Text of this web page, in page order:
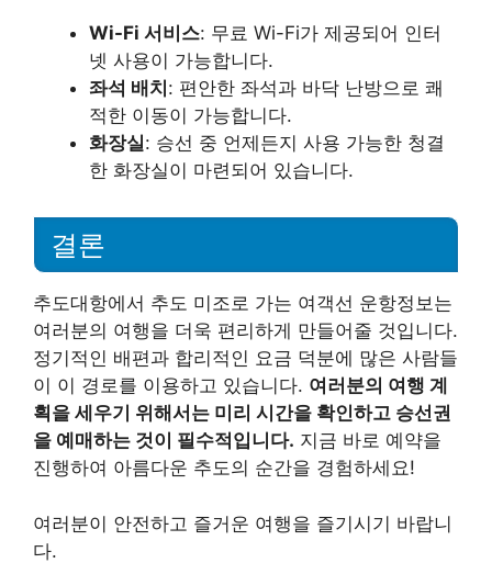
Wi-Fi 서비스: 무료 Wi-Fi가 제공되어 인터
넷 사용이 가능합니다.
좌석 배치 : 편안한 좌석과 바닥 난방으로 쾌
적한 이동이 가능합니다.
화장실: 승선 중 언제든지 사용 가능한 청결
한 화장실이 마련되어 있습니다.
결론
추도대항에서 추도 미조로 가는 여객선 운항정보는
여러분의 여행을 더욱 편리하게 만들어줄 것입니다.
정기적인 배편과 합리적인 요금 덕분에 많은 사람들
이 이 경로를 이용하고 있습니다. 여러분의 여행 계
획을 세우기 위해서는 미리 시간을 확인하고 승선권
을 예매하는 것이 필수적입니다. 지금 바로 예약을
진행하여 아름다운 추도의 순간을 경험하세요!
여러분이 안전하고 즐거운 여행을 즐기시기 바랍니
다.